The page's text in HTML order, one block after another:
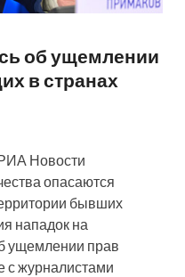
об ущемлении
в странах
Новости
опасаются
бывших
нападок на
ущемлении прав
с журналистами